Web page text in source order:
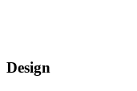
Design